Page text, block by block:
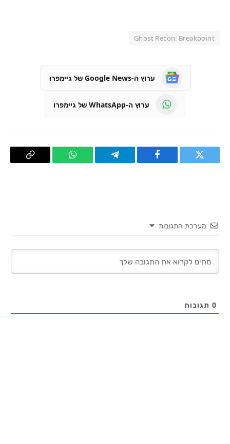
Ghost Recon: Breakpoint
ערוץ ה-Google News של גיימפרו
ערוץ ה-WhatsApp של גיימפרו
טוויטר פייסבוק Telegram
WhatsApp העתק
מערכת התגובות
0 תגובות